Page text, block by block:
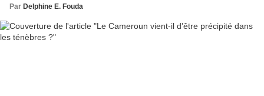
Par Delphine E. Fouda